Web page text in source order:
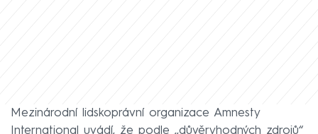
Mezinárodní lidskoprávní organizace Amnesty
International uvádí, že podle ‚‚důvěryhodných zdrojů“